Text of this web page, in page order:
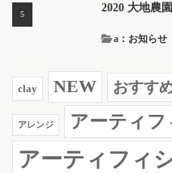
2020 大地農
a：お知らせ
clay NEW おすす
アレンジ アーティ
アーティフィ